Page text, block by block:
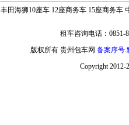
丰田海狮10座车 12座商务车 15座商务车
租车咨询电话：0851-
版权所有 贵州包车网 备案序号:
Copyright 2012-